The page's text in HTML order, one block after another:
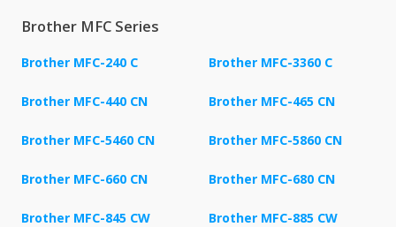
Brother MFC Series
Brother MFC-240 C Brother MFC-3360 C
Brother MFC-440 CN Brother MFC-465 CN
Brother MFC-5460 CN Brother MFC-5860 CN
Brother MFC-660 CN Brother MFC-680 CN
Brother MFC-845 CW Brother MFC-885 CW